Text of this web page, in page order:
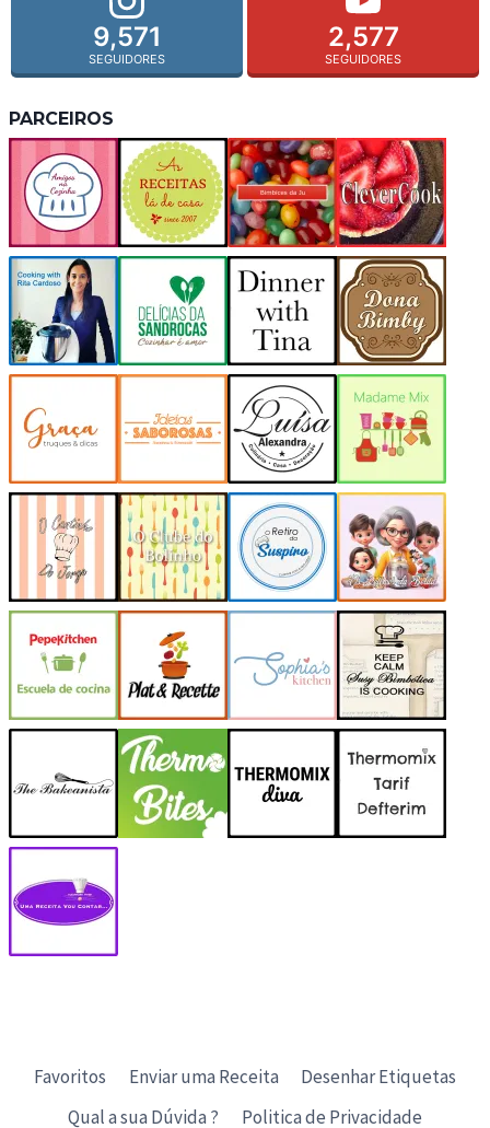
9,571
SEGUIDORES
2,577
SEGUIDORES
PARCEIROS
Favoritos Enviar uma Receita
Desenhar Etiquetas
Qual a sua Dúvida ?
Politica de Privacidade